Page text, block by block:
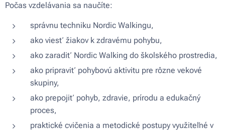
Počas vzdelávania sa naučíte:
správnu techniku Nordic Walkingu,
ako viesť žiakov k zdravému pohybu,
ako zaradiť Nordic Walking do školského prostredia,
ako pripraviť pohybovú aktivitu pre rôzne vekové
skupiny,
ako prepojiť pohyb, zdravie, prírodu a edukačný
proces,
praktické cvičenia a metodické postupy využiteľné v